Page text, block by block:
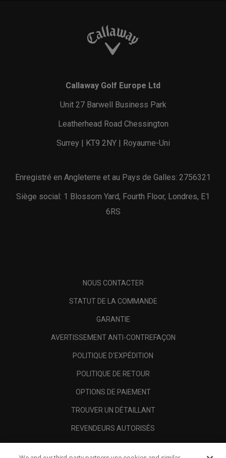
Callaway Golf Europe Ltd
Unit 27 Barwell Business Park
Leatherhead Road Chessington
Surrey | KT9 2NY | Royaume-Uni
Enregistré en Angleterre et au Pays de Galles: 2756321
Siège social: 1 Blossom Yard, Fourth Floor, Londres, E1
6RS
NOUS CONTACTER
STATUT DE LA COMMANDE
GARANTIE
AVERTISSEMENT ANTI-CONTREFAÇON
POLITIQUE D'EXPÉDITION
POLITIQUE DE RETOUR
OPTIONS DE PAIEMENT
TROUVER UN DÉTAILLANT
REVENDEURS AUTORISÉS